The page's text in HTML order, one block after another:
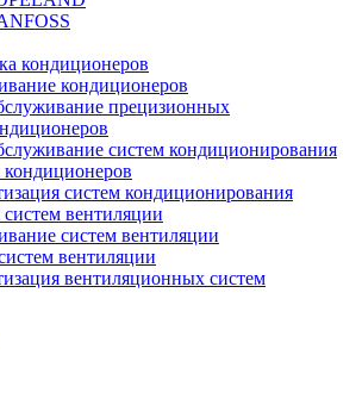
кондиционеров
кондиционеров
прецизионных
систем кондиционирования
систем кондиционирования
вентиляции
систем вентиляции
вентиляции
вентиляционных систем